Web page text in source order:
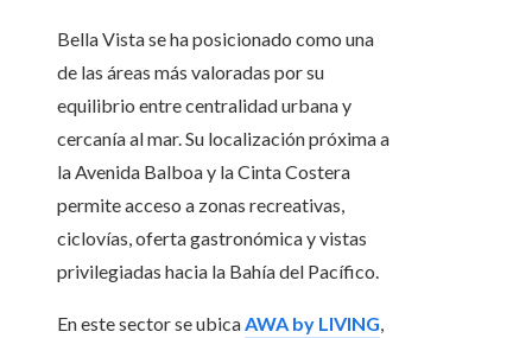
Bella Vista se ha posicionado como una
de las áreas más valoradas por su
equilibrio entre centralidad urbana y
cercanía al mar. Su localización próxima a
la Avenida Balboa y la Cinta Costera
permite acceso a zonas recreativas,
ciclovías, oferta gastronómica y vistas
privilegiadas hacia la Bahía del Pacífico.
En este sector se ubicaAWA by LIVING,